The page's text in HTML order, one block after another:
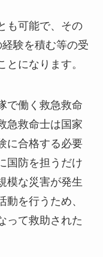
も可能で、その
験を積む等の受
になります。
で働く救急救命
急救命士は国家
に合格する必要
国防を担うだけ
模な災害が発生
動を行うため、
って救助された